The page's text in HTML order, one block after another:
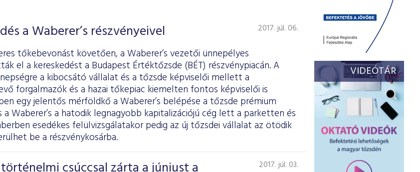
a Waberer’s részvényeivel 2017. júl. 06.
tőkebevonást követően, a Waberer’s vezetői ünnepélyes
el a kereskedést a Budapest Értéktőzsde (BÉT) részvénypiacán. A
a kibocsátó vállalat és a tőzsde képviselői mellett a
forgalmazók és a hazai tőkepiac kiemelten fontos képviselői is
egy jelentős mérföldkő a Waberer’s belépése a tőzsde prémium
a Waberer’s a hatodik legnagyobb kapitalizációjú cég lett a parketten és
esedékes felülvizsgálatakor pedig az új tőzsdei vállalat az ötödik
be a részvénykosárba.
2017. júl. 03.
VIDEÓTÁR